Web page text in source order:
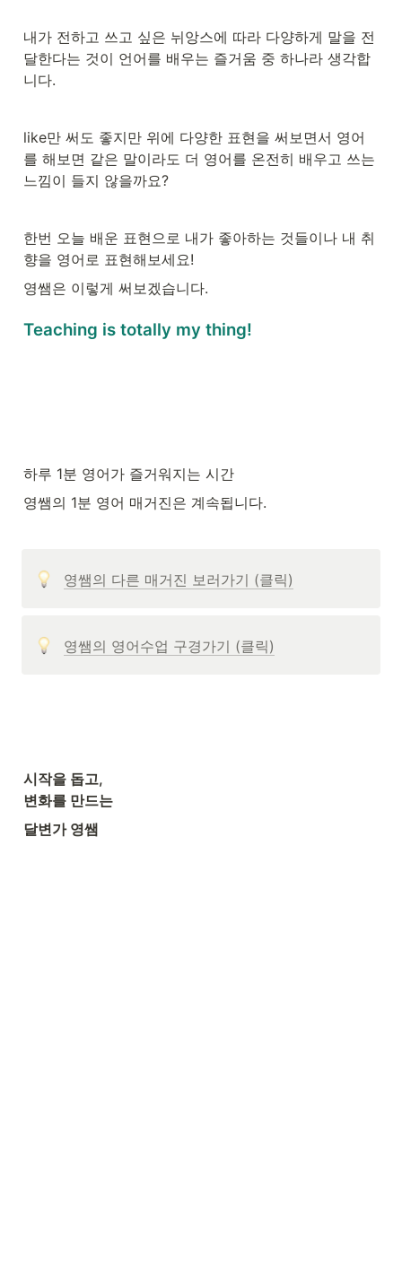
내가 전하고 쓰고 싶은 뉘앙스에 따라 다양하게 말을 전
달한다는 것이 언어를 배우는 즐거움 중 하나라 생각합
니다.
like만 써도 좋지만 위에 다양한 표현을 써보면서 영어
를 해보면 같은 말이라도 더 영어를 온전히 배우고 쓰는
느낌이 들지 않을까요?
한번 오늘 배운 표현으로 내가 좋아하는 것들이나 내 취
향을 영어로 표현해보세요!
영쌤은 이렇게 써보겠습니다.
Teaching is totally my thing!
하루 1분 영어가 즐거워지는 시간
영쌤의 1분 영어 매거진은 계속됩니다.
영쌤의 다른 매거진 보러가기 (클릭)
영쌤의 영어수업 구경가기 (클릭)
시작을 돕고,
변화를 만드는
달변가 영쌤